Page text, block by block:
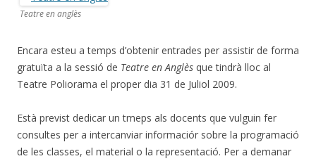
Teatre en anglès
Encara esteu a temps d’obtenir entrades per assistir de forma
gratuïta a la sessió de Teatre en Anglès que tindrà lloc al
Teatre Poliorama el proper dia 31 de Juliol 2009.
Està previst dedicar un tmeps als docents que vulguin fer
consultes per a intercanviar informaciór sobre la programació
de les classes, el material o la representació. Per a demanar